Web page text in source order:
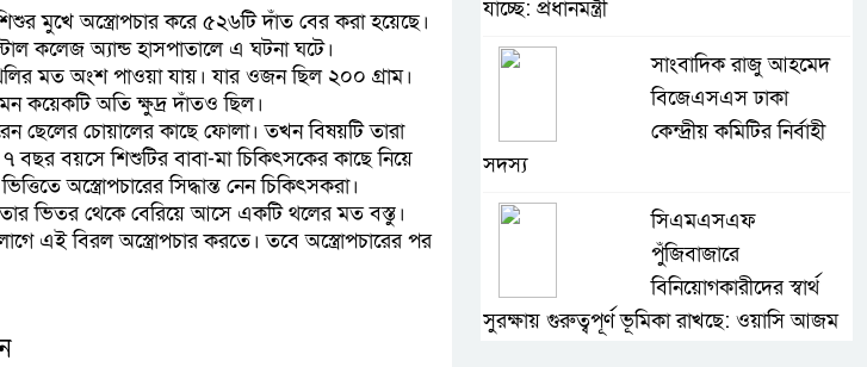
মুখে অস্ত্রোপচার করে ৫২৬টি দাঁত বের করা হয়েছে।
কলেজ অ্যান্ড হাসপাতালে এ ঘটনা ঘটে।
মত অংশ পাওয়া যায়। যার ওজন ছিল ২০০ গ্রাম।
কয়েকটি অতি ক্ষুদ্র দাঁতও ছিল।
চোয়ালের কাছে ফোলা। তখন বিষয়টি তারা
বছর বয়সে শিশুটির বাবা-মা চিকিৎসকের কাছে নিয়ে
অস্ত্রোপচারের সিদ্ধান্ত নেন চিকিৎসকরা।
ভিতর থেকে বেরিয়ে আসে একটি থলের মত বস্তু।
এই বিরল অস্ত্রোপচার করতে। তবে অস্ত্রোপচারের পর
যাচ্ছে: প্রধানমন্ত্রী
সাংবাদিক রাজু আহমেদ
বিজেএসএস ঢাকা
কেন্দ্রীয় কমিটির নির্বাহী
সদস্য
সিএমএসএফ
পুঁজিবাজারে
বিনিয়োগকারীদের স্বার্থ
সুরক্ষায় গুরুত্বপূর্ণ ভূমিকা রাখছে: ওয়াসি আজম